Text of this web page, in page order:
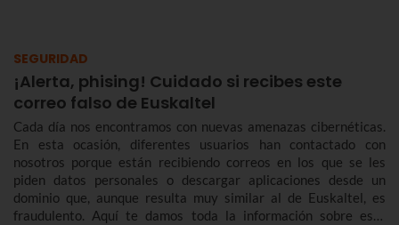
SEGURIDAD
¡Alerta, phising! Cuidado si recibes este
correo falso de Euskaltel
Cada día nos encontramos con nuevas amenazas cibernéticas.
En esta ocasión, diferentes usuarios han contactado con
nosotros porque están recibiendo correos en los que se les
piden datos personales o descargar aplicaciones desde un
dominio que, aunque resulta muy similar al de Euskaltel, es
fraudulento. Aquí te damos toda la información sobre este